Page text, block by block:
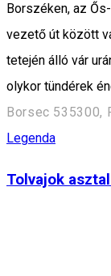
Borszéken, az
vezető út között
tetején álló vár
olykor tündérek
Borsec 535300,
Legenda
Tolvajok